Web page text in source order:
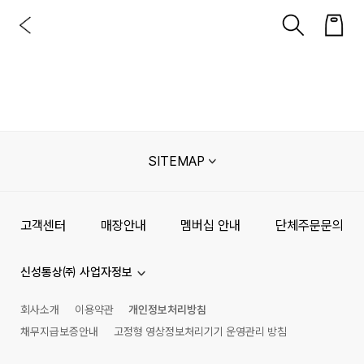
SITEMAP
고객센터 매장안내 멤버십 안내 단체주문문의
신성통상㈜ 사업자정보
회사소개 이용약관
개인정보처리방침
채무지급보증안내
고정형 영상정보처리기기 운영관리 방침